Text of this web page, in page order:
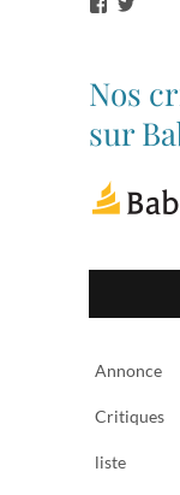
sur
Facebook
sur
Nos
sur
Annonce
Critiques
liste